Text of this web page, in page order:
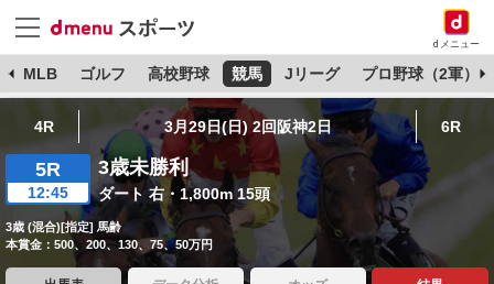
dメニュー
MLB ゴルフ 高校野球 競馬 Jリーグ プロ野球（2軍）
4R 3月29日(日) 2回阪神2日 6R
5R
12:45
3歳未勝利
ダート 右・1,800m 15頭
3歳 (混合)[指定] 馬齢
本賞金：500、200、130、75、50万円